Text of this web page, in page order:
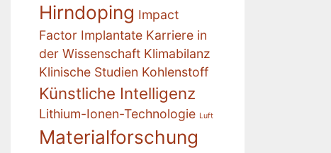
Hirndoping Impact
Factor Implantate Karriere in
der Wissenschaft Klimabilanz
Klinische Studien Kohlenstoff
Künstliche Intelligenz
Lithium-Ionen-Technologie Luft
Materialforschung